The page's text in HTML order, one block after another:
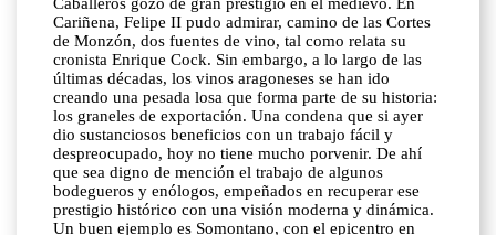
Cariñena, Felipe II pudo admirar, camino de las Cortes
de Monzón, dos fuentes de vino, tal como relata su
cronista Enrique Cock. Sin embargo, a lo largo de las
últimas décadas, los vinos aragoneses se han ido
creando una pesada losa que forma parte de su historia:
los graneles de exportación. Una condena que si ayer
dio sustanciosos beneficios con un trabajo fácil y
despreocupado, hoy no tiene mucho porvenir. De ahí
que sea digno de mención el trabajo de algunos
bodegueros y enólogos, empeñados en recuperar ese
prestigio histórico con una visión moderna y dinámica.
Un buen ejemplo es Somontano, con el epicentro en